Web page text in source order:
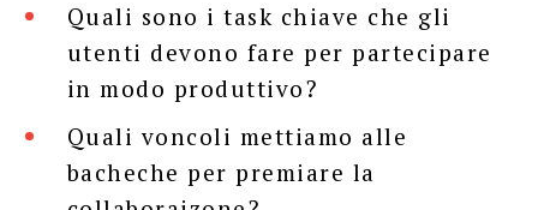
Quali sono i task chiave che gli
utenti devono fare per partecipare
in modo produttivo?
Quali voncoli mettiamo alle
bacheche per premiare la